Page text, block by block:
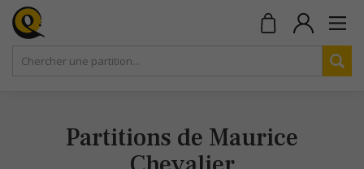
Partitions de Maurice